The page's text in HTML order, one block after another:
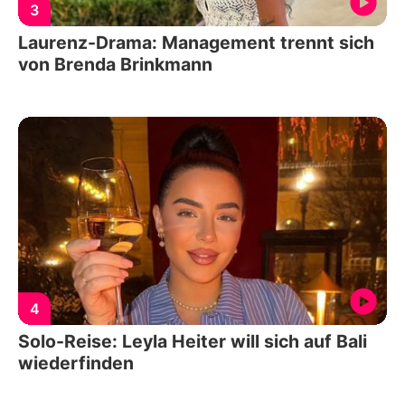
3
Laurenz-Drama: Management trennt sich
von Brenda Brinkmann
4
Solo-Reise: Leyla Heiter will sich auf Bali
wiederfinden